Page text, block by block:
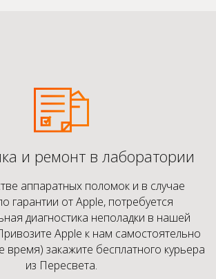
и ремонт в лаборатории
аппаратных поломок и в случае
гарантии от Apple, потребуется
диагностика неполадки в нашей
Apple к нам самостоятельно
время) закажите бесплатного курьера
из Пересвета.